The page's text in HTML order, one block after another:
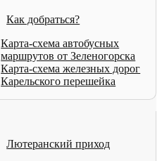
Как добраться?
Карта-схема автобусных
маршрутов от Зеленогорска
Карта-схема железных дорог
Карельского перешейка
Лютеранский приход